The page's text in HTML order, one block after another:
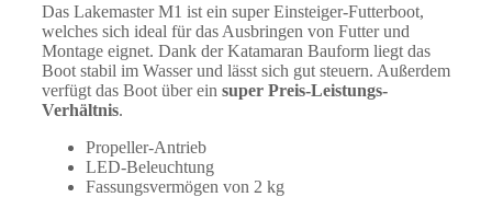
Das Lakemaster M1 ist ein super Einsteiger-Futterboot,
welches sich ideal für das Ausbringen von Futter und
Montage eignet. Dank der Katamaran Bauform liegt das
Boot stabil im Wasser und lässt sich gut steuern. Außerdem
verfügt das Boot über ein super Preis-Leistungs-
Verhältnis.
Propeller-Antrieb
LED-Beleuchtung
Fassungsvermögen von 2 kg